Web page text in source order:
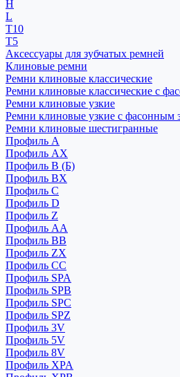
H
L
T10
T5
Аксессуары для зубчатых ремней
Клиновые ремни
Ремни клиновые классические
Ремни клиновые классические с
Ремни клиновые узкие
Ремни клиновые узкие с фасонным
Ремни клиновые шестигранные
Профиль A
Профиль AX
Профиль B (Б)
Профиль BX
Профиль C
Профиль D
Профиль Z
Профиль АА
Профиль BB
Профиль ZX
Профиль CC
Профиль SPA
Профиль SPB
Профиль SPC
Профиль SPZ
Профиль 3V
Профиль 5V
Профиль 8V
Профиль XPA